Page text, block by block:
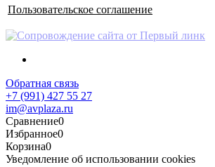
Пользовательское соглашение
Обратная связь
+7 (991) 427 55 27
im@avplaza.ru
Сравнение0
Избранное0
Корзина0
Уведомление об использовании cookies